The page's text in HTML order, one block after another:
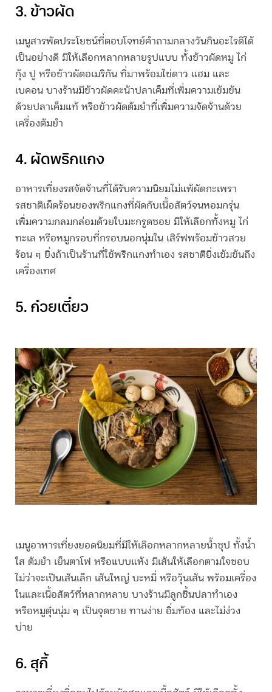
3. ข้าวผัด
เมนูสารพัดประโยชน์ที่ตอบโจทย์คำถามกลางวันกินอะไรดี ได้
เป็นอย่างดี มีให้เลือกหลากหลายรูปแบบ ทั้งข้าวผัดหมู ไก่
กุ้ง ปู หรือข้าวผัดอเมริกัน ที่มาพร้อมไข่ดาว แฮม และ
เบคอน บางร้านมีข้าวผัดคะน้าปลาเค็มที่เพิ่มความเข้มข้น
ด้วยปลาเค็มแท้ หรือข้าวผัดต้มยำที่เพิ่มความจัดจ้านด้วย
เครื่องต้มยำ
4. ผัดพริกแกง
อาหารเที่ยงรสจัดจ้านที่ได้รับความนิยมไม่แพ้ผัดกะเพรา
รสชาติเผ็ดร้อนของพริกแกงที่ผัดกับเนื้อสัตว์จนหอมกรุ่น
เพิ่มความกลมกล่อมด้วยใบมะกรูดซอย มีให้เลือกทั้งหมู ไก่
ทะเล หรือหมูกรอบที่กรอบนอกนุ่มใน เสิร์ฟพร้อมข้าวสวย
ร้อน ๆ ยิ่งถ้าเป็นร้านที่ใช้พริกแกงทำเอง รสชาติยิ่งเข้มข้นถึง
เครื่องเทศ
5. ก๋วยเตี๋ยว
เมนูอาหารเที่ยงยอดนิยมที่มีให้เลือกหลากหลายน้ำซุป ทั้งน้ำ
ใส ต้มยำ เย็นตาโฟ หรือแบบแห้ง มีเส้นให้เลือกตามใจชอบ
ไม่ว่าจะเป็นเส้นเล็ก เส้นใหญ่ บะหมี่ หรือวุ้นเส้น พร้อมเครื่อง
ในและเนื้อสัตว์ที่หลากหลาย บางร้านมีลูกชิ้นปลาทำเอง
หรือหมูตุ๋นนุ่ม ๆ เป็นจุดขาย ทานง่าย อิ่มท้อง และไม่ง่วง
บ่าย
6. สุกี้